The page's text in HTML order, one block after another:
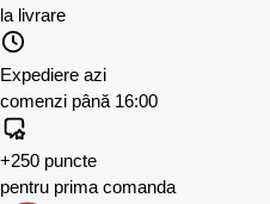
la livrare
Expediere azi
comenzi până 16:00
+250 puncte
pentru prima comanda